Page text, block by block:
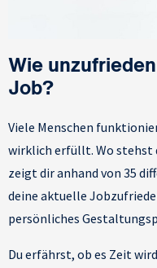
Wie
Job?
Viele Menschen
wirklich erfüllt. Wo stehst
zeigt dir anhand von 35
deine aktuelle
persönliches
Du erfährst, ob es Zeit